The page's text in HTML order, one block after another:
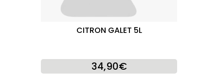
CITRON GALET 5L
34,90€